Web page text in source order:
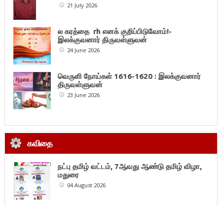
21 July 2026
ல கரத்தை rh எனக் குறிப்பிடுவோம்!-
இலக்குவனார் திருவள்ளுவன்
24 June 2026
வெருளி நோய்கள் 1616-1620 : இலக்குவனார்
திருவள்ளுவன்
23 June 2026
கவிதை
நட்பு தமிழ் வட்டம், 7ஆவது ஆண்டு தமிழ் விழா,
மதுரை
04 August 2026